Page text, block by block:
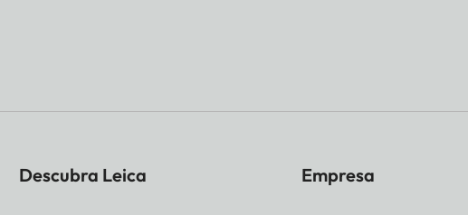
Descubra Leica Empresa